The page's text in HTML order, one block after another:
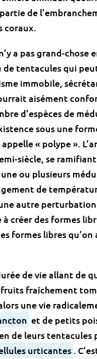
de
coraux.
a pas grand-chose
tentacules qui
immobile,
aisément
d’espèces de
sous une
« polype ».
siècle, se
ou plusieurs
de
autre
créer des formes
formes libres
de vie allant de
fruits fraîchement
une vie
et de petits
de leurs tentacules
urticantes .